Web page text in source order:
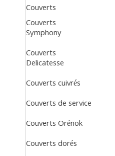
Couverts
Couverts
Symphony
Couverts
Delicatesse
Couverts cuivrés
Couverts de service
Couverts Orénok
Couverts dorés